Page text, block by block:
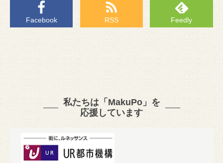
Facebook RSS Feedly
私たちは「MakuPo」を
応援しています